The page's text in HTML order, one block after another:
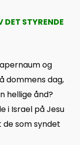
DET STYRENDE
og
dommens dag,
hellige ånd?
i Israel på Jesu
som syndet